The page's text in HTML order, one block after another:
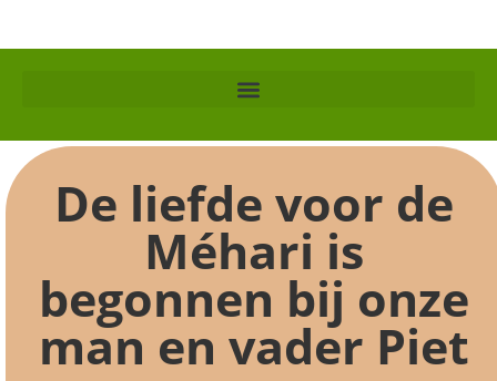
De liefde voor de
Méhari is
begonnen bij onze
man en vader Piet